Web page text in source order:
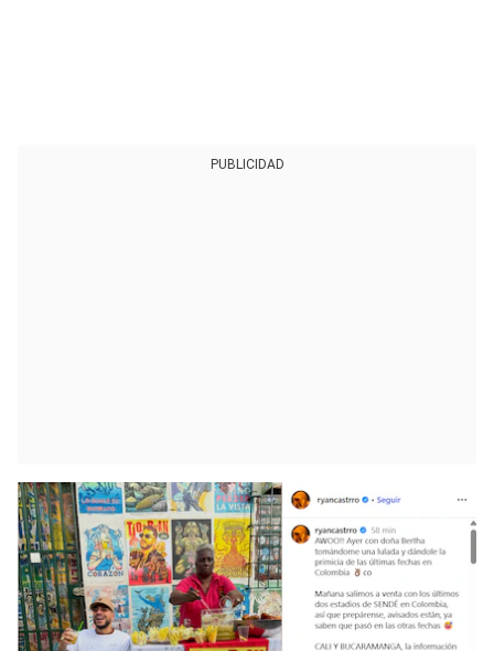
PUBLICIDAD